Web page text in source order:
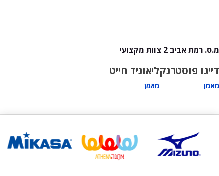
מ.ס. רמת אביב 2 צוות מקצועי
דייגו פוסטרנק
מאמן
ליאוניד חייט
מאמן